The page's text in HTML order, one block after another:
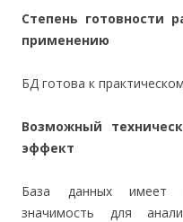
Степень готовности
применению
БД готова к
Возможный
эффект
База данных имеет
значимость для